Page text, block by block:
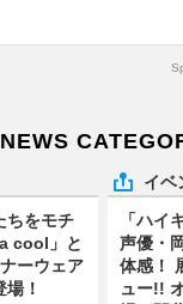
NEWS
ちをモチ
cool」と
ーウェア
！
イベ
「ハイ
声優・
体感！
ュー!!